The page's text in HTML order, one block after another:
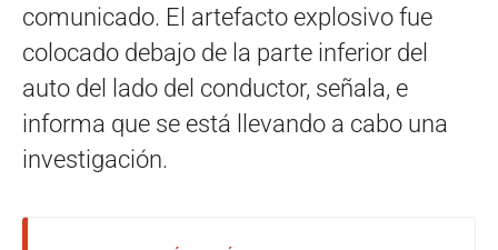
comunicado. El artefacto explosivo fue
colocado debajo de la parte inferior del
auto del lado del conductor, señala, e
informa que se está llevando a cabo una
investigación.